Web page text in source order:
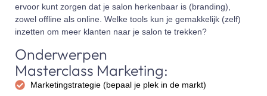
ervoor kunt zorgen dat je salon herkenbaar is (branding),
zowel offline als online. Welke tools kun je gemakkelijk (zelf)
inzetten om meer klanten naar je salon te trekken?
Onderwerpen
Masterclass Marketing:
Marketingstrategie (bepaal je plek in de markt)